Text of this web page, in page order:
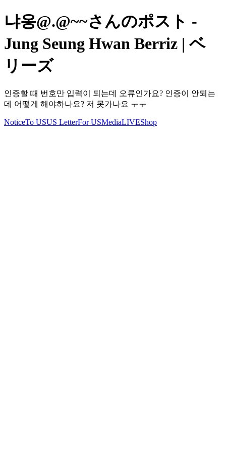
냐옹@.@~~さんのポスト -
Jung Seung Hwan Berriz | ベ
リーズ
인증할 때 번호만 입력이 되는데 오류인가요? 인증이 안되는
데 어떻게 해야하나요? 저 못가나요 ㅜㅜ
NoticeTo USUS LetterFor USMediaLIVEShop